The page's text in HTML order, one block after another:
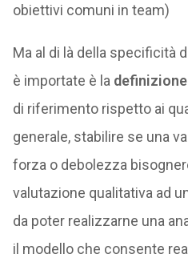
obiettivi comuni in team)
Ma al di là della specificità
è importate è la
di riferimento rispetto ai
generale, stabilire se una
forza o debolezza
valutazione qualitativa ad
da poter realizzarne una
il modello che consente